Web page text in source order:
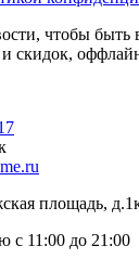
чтобы быть
скидок,
площадь,
с 11:00 до 21:00